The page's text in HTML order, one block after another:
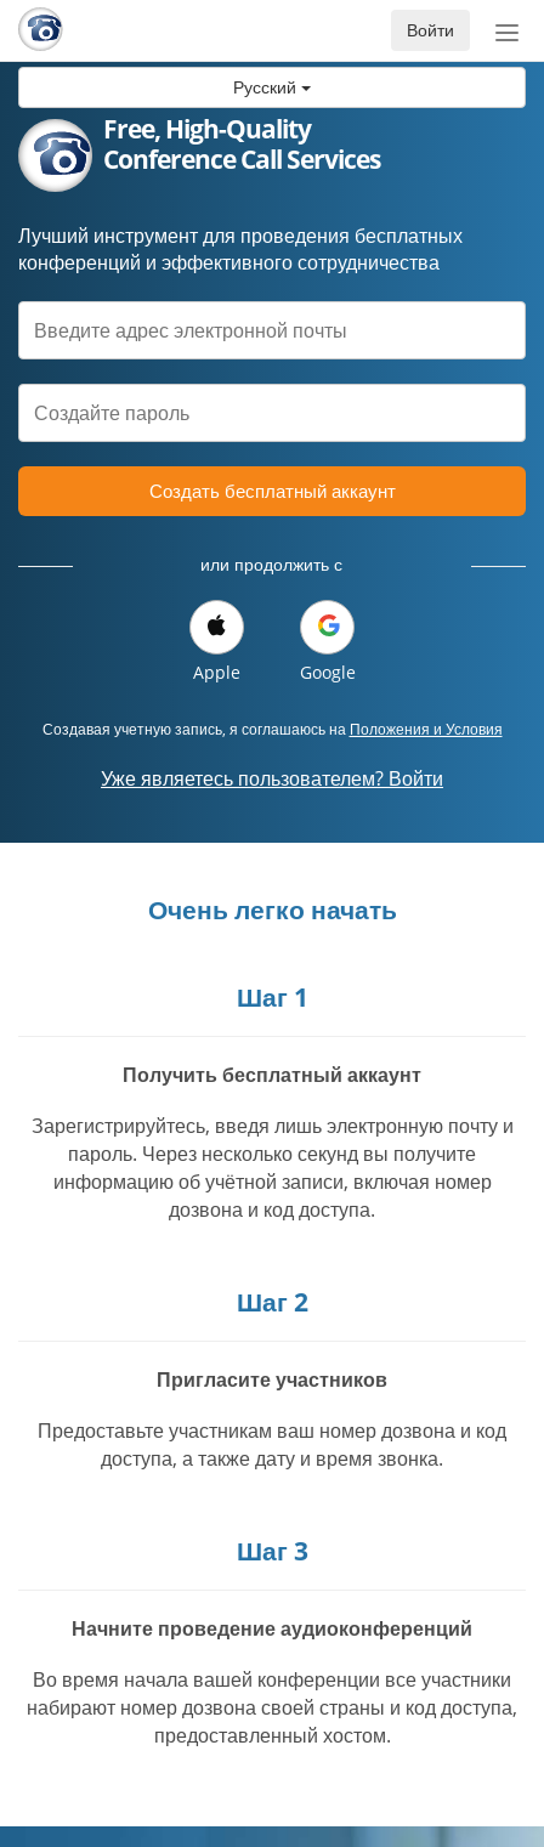
Русский
Войти
Free, High-Quality
Conference Call Services
Лучший инструмент для проведения бесплатных
конференций и эффективного сотрудничества
Создать бесплатный аккаунт
или продолжить с
Apple Google
Создавая учетную запись, я соглашаюсь на Положения и Условия
Уже являетесь пользователем? Войти
Очень легко начать
Шаг 1
Получить бесплатный аккаунт
Зарегистрируйтесь, введя лишь электронную почту и
пароль. Через несколько секунд вы получите
информацию об учётной записи, включая номер
дозвона и код доступа.
Шаг 2
Пригласите участников
Предоставьте участникам ваш номер дозвона и код
доступа, а также дату и время звонка.
Шаг 3
Начните проведение аудиоконференций
Во время начала вашей конференции все участники
набирают номер дозвона своей страны и код доступа,
предоставленный хостом.